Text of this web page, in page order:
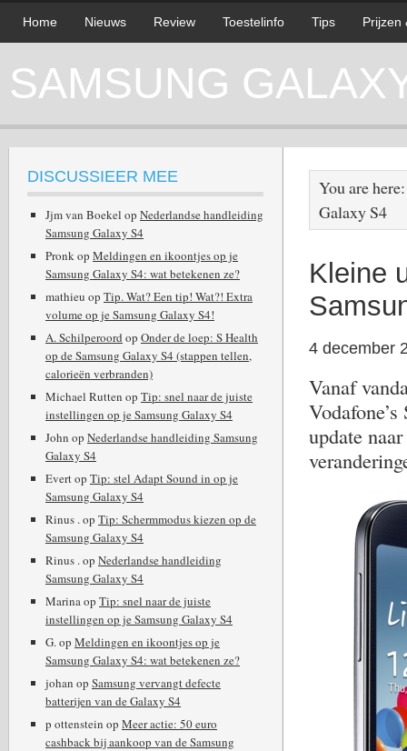
Home Nieuws Review Toestelinfo Tips Prijzen
SAMSUNG
You are
Galaxy S4
Kleine
4 december
Vanaf
update
DISCUSSIEER MEE
Jjm van Boekel op Nederlandse handleiding
Samsung Galaxy S4
Pronkop Meldingen en ikoontjes op je
Samsung Galaxy S4: wat betekenen ze?
mathieu op Tip. Wat? Een tip! Wat?! Extra
volume op je Samsung Galaxy S4!
A. Schilperoord op Onder de loep: S Health
op de Samsung Galaxy S4 (stappen tellen,
calorieën verbranden)
Michael Rutten op Tip: snel naar de juiste
instellingen op je Samsung Galaxy S4
John op Nederlandse handleiding Samsung
Galaxy S4
Evertop Tip: stel Adapt Sound in op je
Samsung Galaxy S4
Rinus .op Tip: Schermmodus kiezen op de
Samsung Galaxy S4
Rinus .op Nederlandse handleiding
Samsung Galaxy S4
Marinaop Tip: snel naar de juiste
instellingen op je Samsung Galaxy S4
G.op Meldingen en ikoontjes op je
Samsung Galaxy S4: wat betekenen ze?
johan op Samsung vervangt defecte
batterijen van de Galaxy S4
p ottenstein op Meer actie: 50 euro
cashback bij aankoop van de Samsung